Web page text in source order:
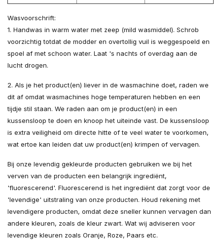
Wasvoorschrift:
1. Handwas in warm water met zeep (mild wasmiddel). Schrob
voorzichtig totdat de modder en overtollig vuil is weggespoeld en
spoel af met schoon water. Laat 's nachts of overdag aan de
lucht drogen.
2. Als je het product(en) liever in de wasmachine doet, raden we
dit af omdat wasmachines hoge temperaturen hebben en een
tijdje stil staan. We raden aan om je product(en) in een
kussensloop te doen en knoop het uiteinde vast. De kussensloop
is extra veiligheid om directe hitte of te veel water te voorkomen,
wat ertoe kan leiden dat uw product(en) krimpen of vervagen.
Bij onze levendig gekleurde producten gebruiken we bij het
verven van de producten een belangrijk ingrediënt,
'fluorescerend'. Fluorescerend is het ingrediënt dat zorgt voor de
'levendige' uitstraling van onze producten. Houd rekening met
levendigere producten, omdat deze sneller kunnen vervagen dan
andere kleuren, zoals de kleur zwart. Wat wij adviseren voor
levendige kleuren zoals Oranje, Roze, Paars etc.